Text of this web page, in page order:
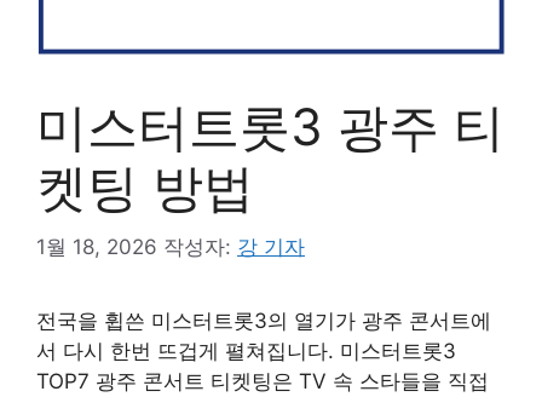
미스터트롯3 광주 티
켓팅 방법
1월 18, 2026 작성자: 강 기자
전국을 휩쓴 미스터트롯3의 열기가 광주 콘서트에
서 다시 한번 뜨겁게 펼쳐집니다. 미스터트롯3
TOP7 광주 콘서트 티켓팅은 TV 속 스타들을 직접